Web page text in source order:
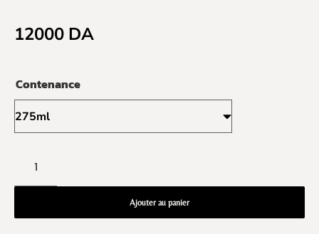
12000 DA
Contenance
Ajouter au panier